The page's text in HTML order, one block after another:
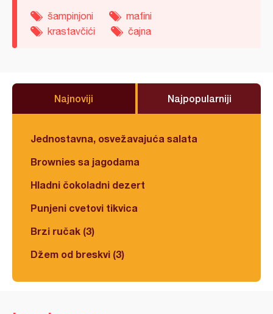
šampinjoni
mafini
krastavčići
čajna
Najnoviji Najpopularniji
Jednostavna, osvežavajuća salata
Brownies sa jagodama
Hladni čokoladni dezert
Punjeni cvetovi tikvica
Brzi ručak (3)
Džem od breskvi (3)